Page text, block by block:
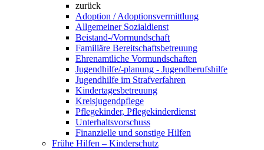
zurück
Adoption / Adoptionsvermittlung
Allgemeiner Sozialdienst
Beistand-/Vormundschaft
Familiäre Bereitschaftsbetreuung
Ehrenamtliche Vormundschaften
Jugendhilfe/-planung - Jugendberufshilfe
Jugendhilfe im Strafverfahren
Kindertagesbetreuung
Kreisjugendpflege
Pflegekinder, Pflegekinderdienst
Unterhaltsvorschuss
Finanzielle und sonstige Hilfen
Frühe Hilfen – Kinderschutz